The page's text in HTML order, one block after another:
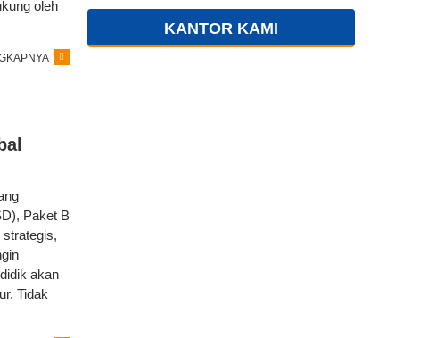
oleh
Paket B
akan
Tidak
KANTOR KAMI